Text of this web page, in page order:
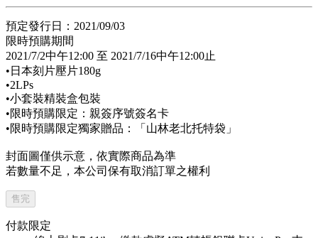
預定發行日：2021/09/03
限時預購期間
2021/7/2中午12:00 至 2021/7/16中午12:00止
•日本刻片壓片180g
•2LPs
•小套裝精裝盒包裝
•限時預購限定：親簽序號簽名卡
•限時預購限定獨家贈品：「山林老北托特袋」
封面圖僅供示意，依實際商品為準
若數量不足，本公司保有取消訂單之權利
售完
付款限定